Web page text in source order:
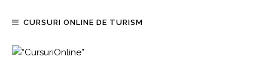
CURSURI ONLINE DE TURISM